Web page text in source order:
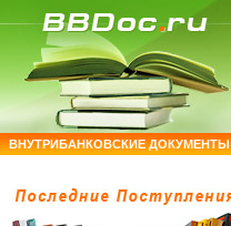
ВНУТРИБАНКОВСКИЕ ДОКУМЕНТЫ